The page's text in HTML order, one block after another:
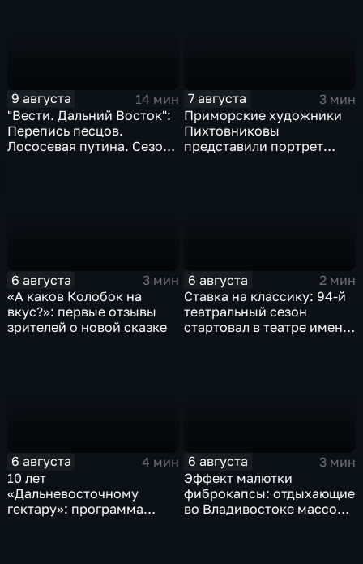
9 августа
14 мин
"Вести. Дальний Восток":
Перепись песцов.
Лососевая путина. Сезон
7 августа
3 мин
Приморские художники
Пихтовниковы
представили портрет
6 августа
3 мин
«А каков Колобок на
вкус?»: первые отзывы
зрителей о новой сказке
6 августа
2 мин
Ставка на классику: 94-й
театральный сезон
стартовал в театре имени
6 августа
4 мин
10 лет
«Дальневосточному
гектару»: программа
6 августа
3 мин
Эффект малютки
фиброкапсы: отдыхающие
во Владивостоке массово